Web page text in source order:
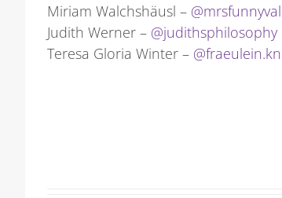
Miriam Walchshäusl –
Judith Werner – @judithsphilosophy
Teresa Gloria Winter –